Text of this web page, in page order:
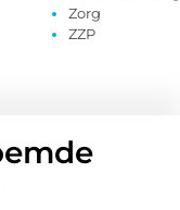
Zorg
ZZP